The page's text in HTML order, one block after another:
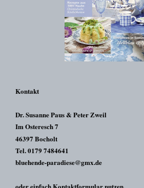
Kontakt
Dr. Susanne Paus & Peter Zweil
Im Osteresch 7
46397 Bocholt
Tel. 0179 7484641
bluehende-paradiese@gmx.de